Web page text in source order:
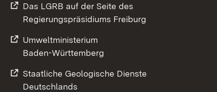
Das LGRB auf der Seite des
Regierungspräsidiums Freiburg
Umweltministerium
Baden-Württemberg
Staatliche Geologische Dienste
Deutschlands